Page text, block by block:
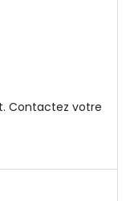
Contactez votre